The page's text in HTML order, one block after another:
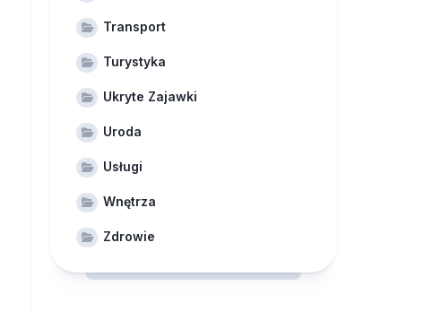
Transport
Turystyka
Ukryte Zajawki
Uroda
Usługi
Wnętrza
Zdrowie